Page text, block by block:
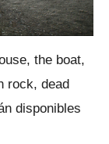
the boat,
rock, dead
disponibles